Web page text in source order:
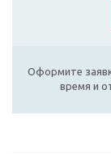
Оформите
время и